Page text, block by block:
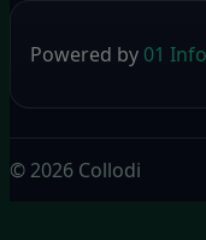
Powered by 01
© 2026 Collodi